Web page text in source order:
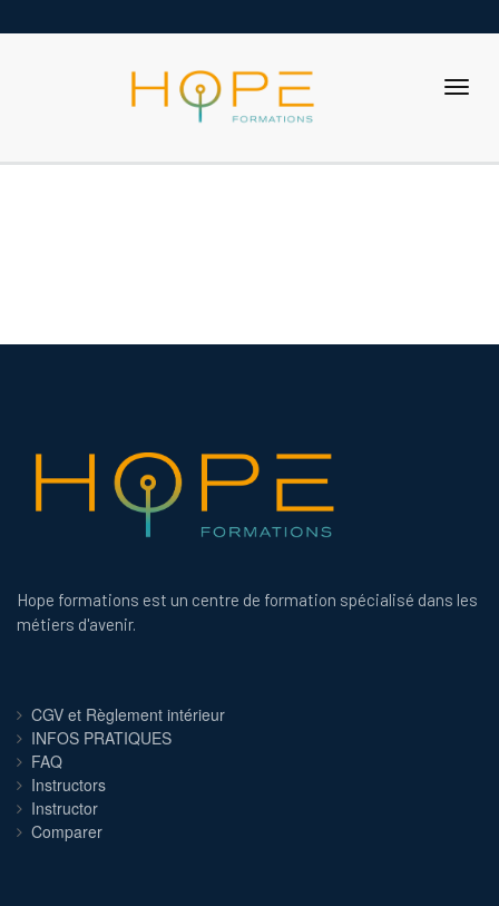
Hope formations est un centre de formation spécialisé dans les
métiers d'avenir.
CGV et Règlement intérieur
INFOS PRATIQUES
FAQ
Instructors
Instructor
Comparer